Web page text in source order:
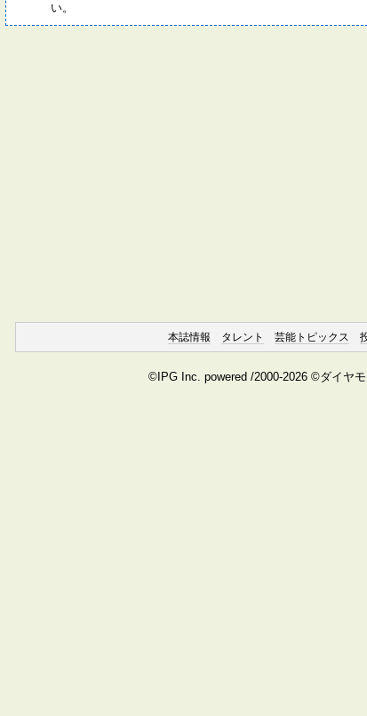
い。
本誌情報 タレント 芸能トピックス
©IPG Inc. powered /2000-2026 ©ダイヤ